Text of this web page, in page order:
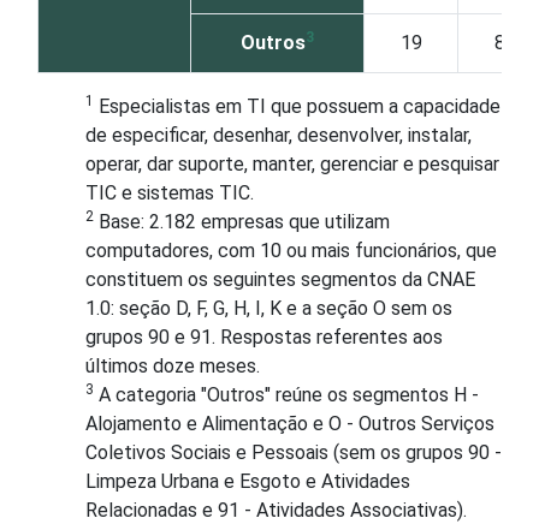
Outros3 19 81
1 Especialistas em TI que possuem a capacidade
de especificar, desenhar, desenvolver, instalar,
operar, dar suporte, manter, gerenciar e pesquisar
TIC e sistemas TIC.
2 Base: 2.182 empresas que utilizam
computadores, com 10 ou mais funcionários, que
constituem os seguintes segmentos da CNAE
1.0: seção D, F, G, H, I, K e a seção O sem os
grupos 90 e 91. Respostas referentes aos
últimos doze meses.
3 A categoria "Outros" reúne os segmentos H -
Alojamento e Alimentação e O - Outros Serviços
Coletivos Sociais e Pessoais (sem os grupos 90 -
Limpeza Urbana e Esgoto e Atividades
Relacionadas e 91 - Atividades Associativas).